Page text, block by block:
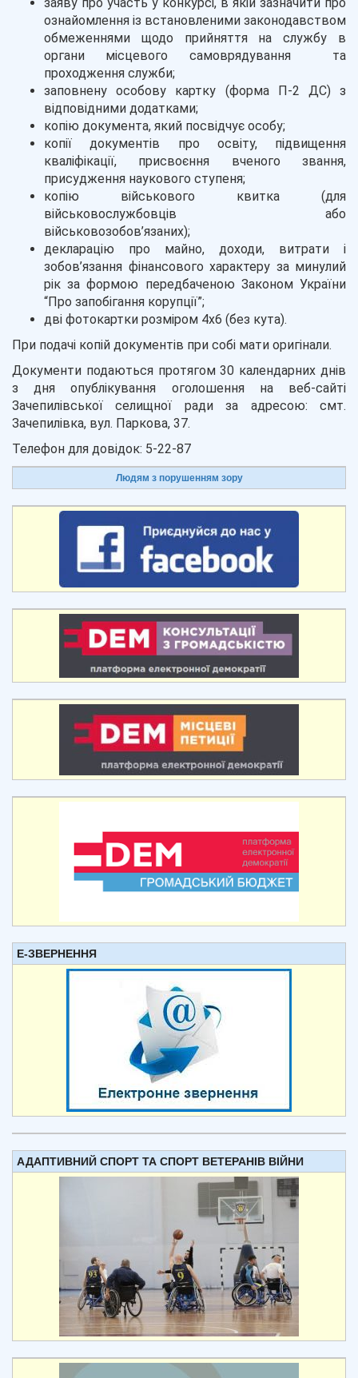
ознайомлення із встановленими законодавством
обмеженнями щодо прийняття на службу в
органи місцевого самоврядування та
проходження служби;
заповнену особову картку (форма П-2 ДС) з
відповідними додатками;
копію документа, який посвідчує особу;
копії документів про освіту, підвищення
кваліфікації, присвоєння вченого звання,
присудження наукового ступеня;
копію військового квитка (для
військовослужбовців або
військовозобов’язаних);
декларацію про майно, доходи, витрати і
зобов’язання фінансового характеру за минулий
рік за формою передбаченою Законом України
“Про запобігання корупції”;
дві фотокартки розміром 4х6 (без кута).
При подачі копій документів при собі мати оригінали.
Документи подаються протягом 30 календарних днів
з дня опублікування оголошення на веб-сайті
Зачепилівської селищної ради за адресою: смт.
Зачепилівка, вул. Паркова, 37.
Телефон для довідок: 5-22-87
Людям з порушенням зору
Е-ЗВЕРНЕННЯ
АДАПТИВНИЙ СПОРТ ТА СПОРТ ВЕТЕРАНІВ ВІЙНИ